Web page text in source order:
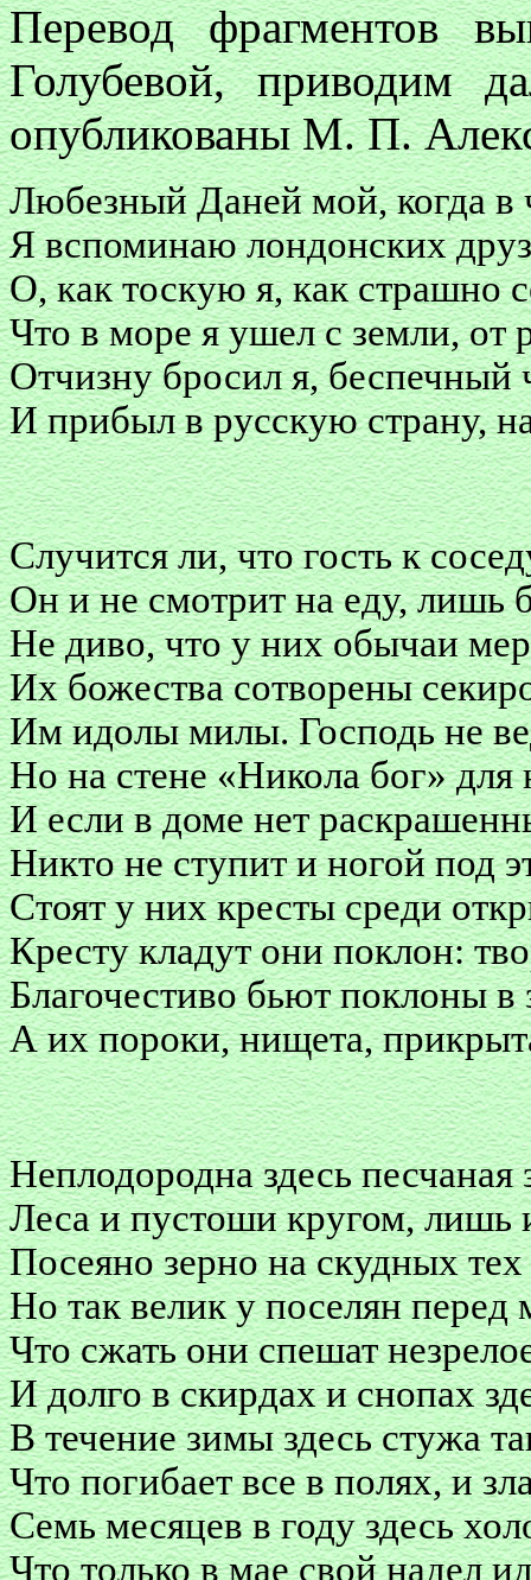
Перевод фрагментов
Голубевой, приводим
опубликованы М. П.
Любезный Даней мой, когда в
Я вспоминаю лондонских
О, как тоскую я, как страшно
Что в море я ушел с земли, от
Отчизну бросил я, беспечный
И прибыл в русскую страну,
Случится ли, что гость к
Он и не смотрит на еду, лишь
Не диво, что у них обычаи
Их божества сотворены
Им идолы милы. Господь не
Но на стене «Никола бог»
И если в доме нет
Никто не ступит и ногой под
Стоят у них кресты среди
Кресту кладут они поклон:
Благочестиво бьют поклоны
А их пороки, нищета,
Неплодородна здесь песчаная
Леса и пустоши кругом, лишь
Посеяно зерно на скудных
Но так велик у поселян перед
Что сжать они спешат
И долго в скирдах и снопах
В течение зимы здесь стужа
Что погибает все в полях, и
Семь месяцев в году здесь
Что только в мае свой надел